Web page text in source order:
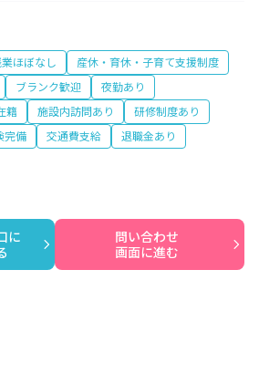
ほぼなし
産休・育休・子育て支援制度
ブランク歓迎
夜勤あり
籍
施設内訪問あり
研修制度あり
完備 交通費支給
退職金あり
に
問い合わせ
画面に進む